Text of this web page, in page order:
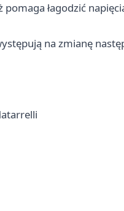
łagodzić
na zmianę